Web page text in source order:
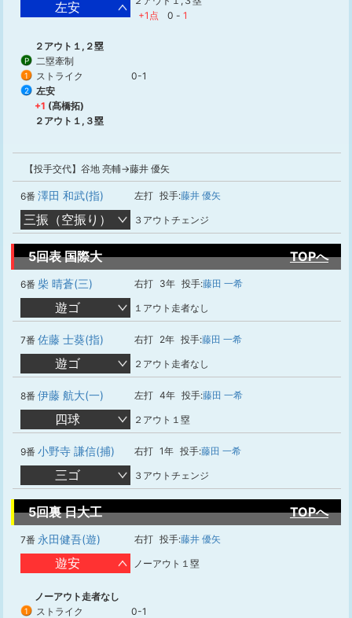
左安
+1点
0 - 1
２アウト１,２塁
P 二塁牽制
1 ストライク 0-1
2
左安
+1 (髙橋拓)
２アウト１,３塁
【投手交代】谷地 亮輔→藤井 優矢
6番 澤田 和武(指) 左打 投手:藤井 優矢
三振（空振り） ３アウトチェンジ
5回表 国際大 TOPへ
6番 柴 晴蒼(三) 右打 3年 投手:藤田 一希
遊ゴ １アウト走者なし
7番 佐藤 士葵(指) 右打 2年 投手:藤田 一希
遊ゴ ２アウト走者なし
8番 伊藤 航大(一) 左打 4年 投手:藤田 一希
四球 ２アウト１塁
9番 小野寺 謙信(捕) 右打 1年 投手:藤田 一希
三ゴ ３アウトチェンジ
5回裏 日大工 TOPへ
7番 永田健吾(遊) 右打 投手:藤井 優矢
遊安 ノーアウト１塁
ノーアウト走者なし
1 ストライク 0-1